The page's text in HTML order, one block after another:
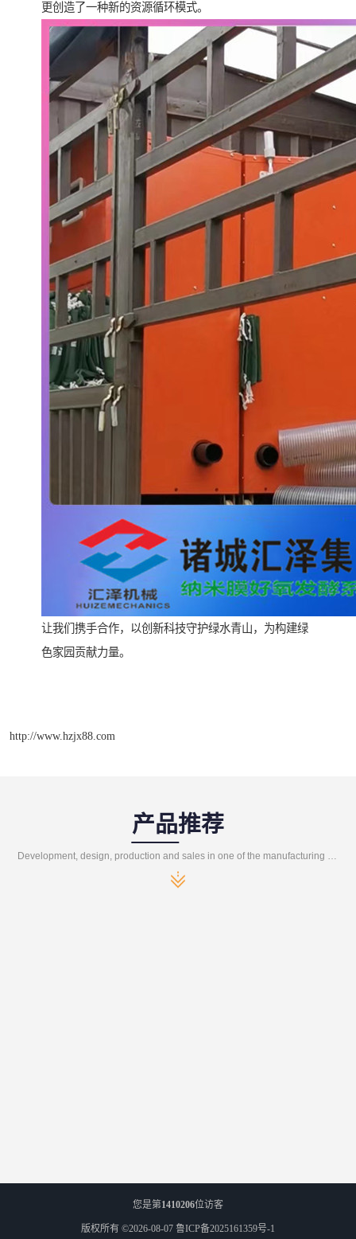
更创造了一种新的资源循环模式。
让我们携手合作，以创新科技守护绿水青山，为构建绿
色家园贡献力量。
http://www.hzjx88.com
产品推荐
您是第1410206位访客
版权所有 ©2026-08-07 鲁ICP备2025161359号-1